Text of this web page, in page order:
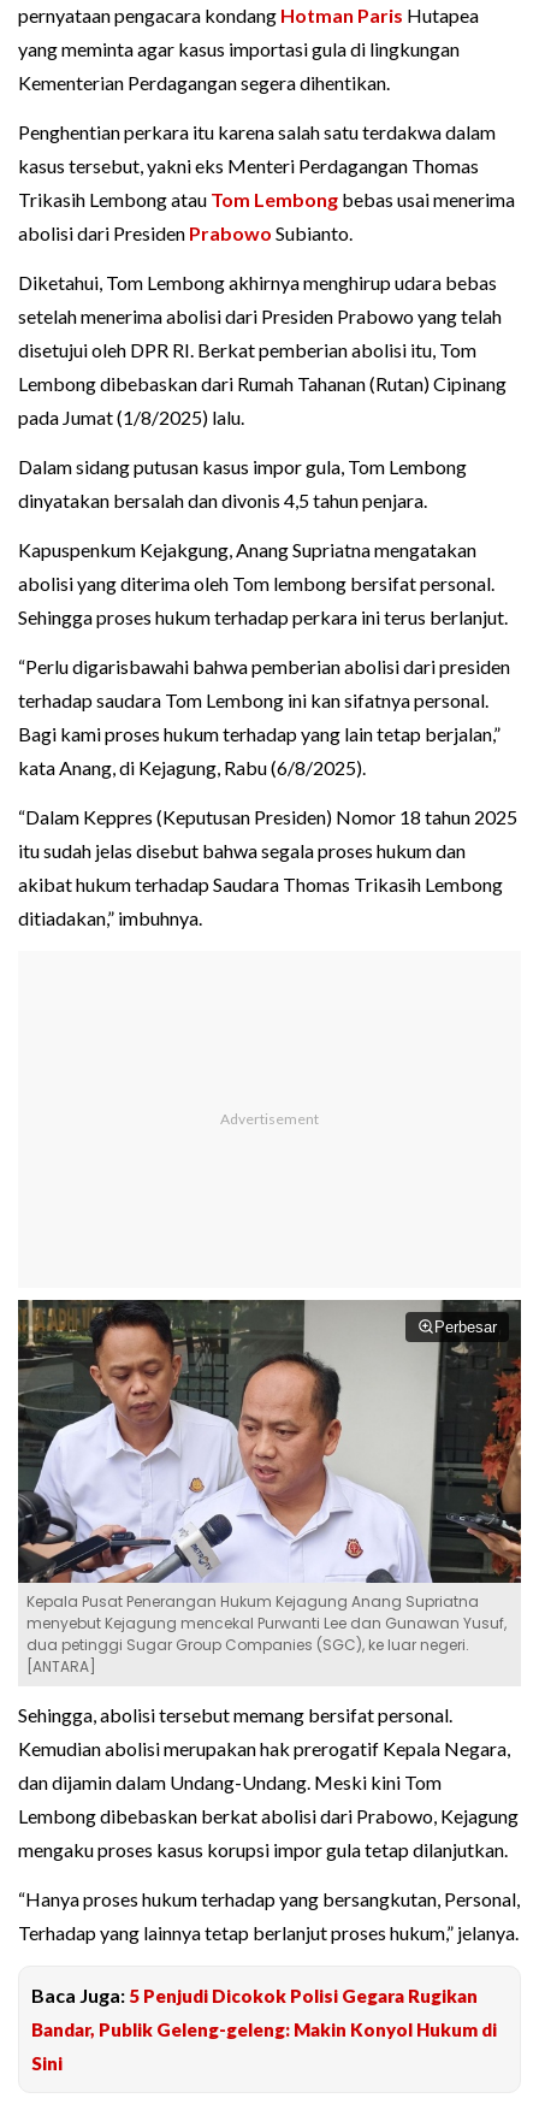
pernyataan pengacara kondang Hotman Paris Hutapea
yang meminta agar kasus importasi gula di lingkungan
Kementerian Perdagangan segera dihentikan.
Penghentian perkara itu karena salah satu terdakwa dalam
kasus tersebut, yakni eks Menteri Perdagangan Thomas
Trikasih Lembong atau Tom Lembong bebas usai menerima
abolisi dari Presiden Prabowo Subianto.
Diketahui, Tom Lembong akhirnya menghirup udara bebas
setelah menerima abolisi dari Presiden Prabowo yang telah
disetujui oleh DPR RI. Berkat pemberian abolisi itu, Tom
Lembong dibebaskan dari Rumah Tahanan (Rutan) Cipinang
pada Jumat (1/8/2025) lalu.
Dalam sidang putusan kasus impor gula, Tom Lembong
dinyatakan bersalah dan divonis 4,5 tahun penjara.
Kapuspenkum Kejakgung, Anang Supriatna mengatakan
abolisi yang diterima oleh Tom lembong bersifat personal.
Sehingga proses hukum terhadap perkara ini terus berlanjut.
“Perlu digarisbawahi bahwa pemberian abolisi dari presiden
terhadap saudara Tom Lembong ini kan sifatnya personal.
Bagi kami proses hukum terhadap yang lain tetap berjalan,”
kata Anang, di Kejagung, Rabu (6/8/2025).
“Dalam Keppres (Keputusan Presiden) Nomor 18 tahun 2025
itu sudah jelas disebut bahwa segala proses hukum dan
akibat hukum terhadap Saudara Thomas Trikasih Lembong
ditiadakan,” imbuhnya.
Perbesar
Kepala Pusat Penerangan Hukum Kejagung Anang Supriatna
menyebut Kejagung mencekal Purwanti Lee dan Gunawan Yusuf,
dua petinggi Sugar Group Companies (SGC), ke luar negeri.
[ANTARA]
Sehingga, abolisi tersebut memang bersifat personal.
Kemudian abolisi merupakan hak prerogatif Kepala Negara,
dan dijamin dalam Undang-Undang. Meski kini Tom
Lembong dibebaskan berkat abolisi dari Prabowo, Kejagung
mengaku proses kasus korupsi impor gula tetap dilanjutkan.
“Hanya proses hukum terhadap yang bersangkutan, Personal,
Terhadap yang lainnya tetap berlanjut proses hukum,” jelanya.
Baca Juga: 5 Penjudi Dicokok Polisi Gegara Rugikan
Bandar, Publik Geleng-geleng: Makin Konyol Hukum di
Sini